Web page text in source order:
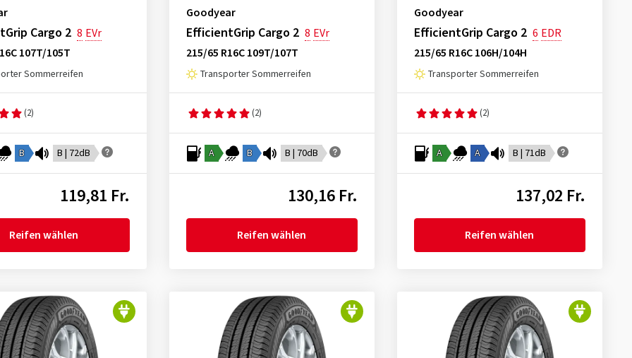
Cargo 2 8 EVr
107T/105T
Sommerreifen
(2)
B B | 72dB
119,81 Fr.
Reifen wählen
Goodyear
EfficientGrip Cargo 2 8 EVr
215/65 R16C 109T/107T
Transporter Sommerreifen
(2)
A B B | 70dB
130,16 Fr.
Reifen wählen
Goodyear
EfficientGrip Cargo 2 6 EDR
215/65 R16C 106H/104H
Transporter Sommerreifen
(2)
A A B | 71dB
137,02 Fr.
Reifen wählen